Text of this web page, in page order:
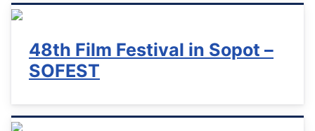
48th Film Festival in Sopot –
SOFEST